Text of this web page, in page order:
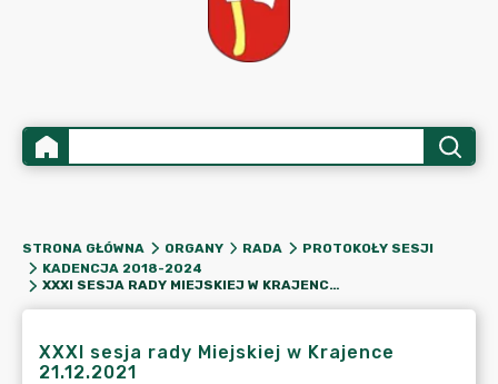
STRONA GŁÓWNA ORGANY RADA
PROTOKOŁY SESJI
KADENCJA 2018-2024
XXXI SESJA RADY MIEJSKIEJ W KRAJENCE 21.12.2021
XXXI sesja rady Miejskiej w Krajence
21.12.2021